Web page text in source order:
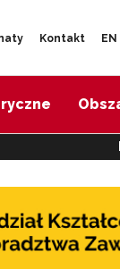
Kontakt EN